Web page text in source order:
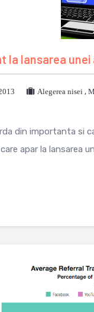
la lansarea
Alegerea nisei ,
din importanta si
apar la lansarea